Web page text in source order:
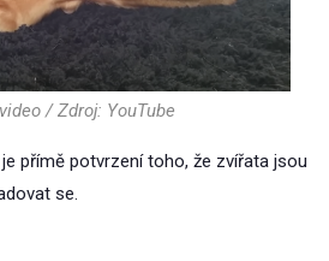
/ Zdroj: YouTube
přímě potvrzení toho, že zvířata jsou
se.